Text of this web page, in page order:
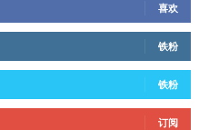
喜欢
铁粉
铁粉
订阅